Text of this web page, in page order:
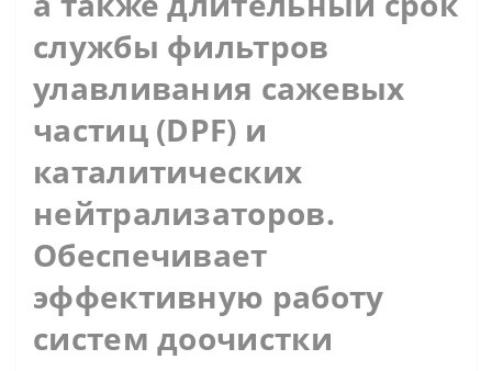
службы фильтров
улавливания сажевых
частиц (DPF) и
каталитических
нейтрализаторов.
Обеспечивает
эффективную работу
систем доочистки